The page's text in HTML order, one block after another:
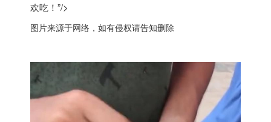
欢吃！”/>
图片来源于网络，如有侵权请告知删除